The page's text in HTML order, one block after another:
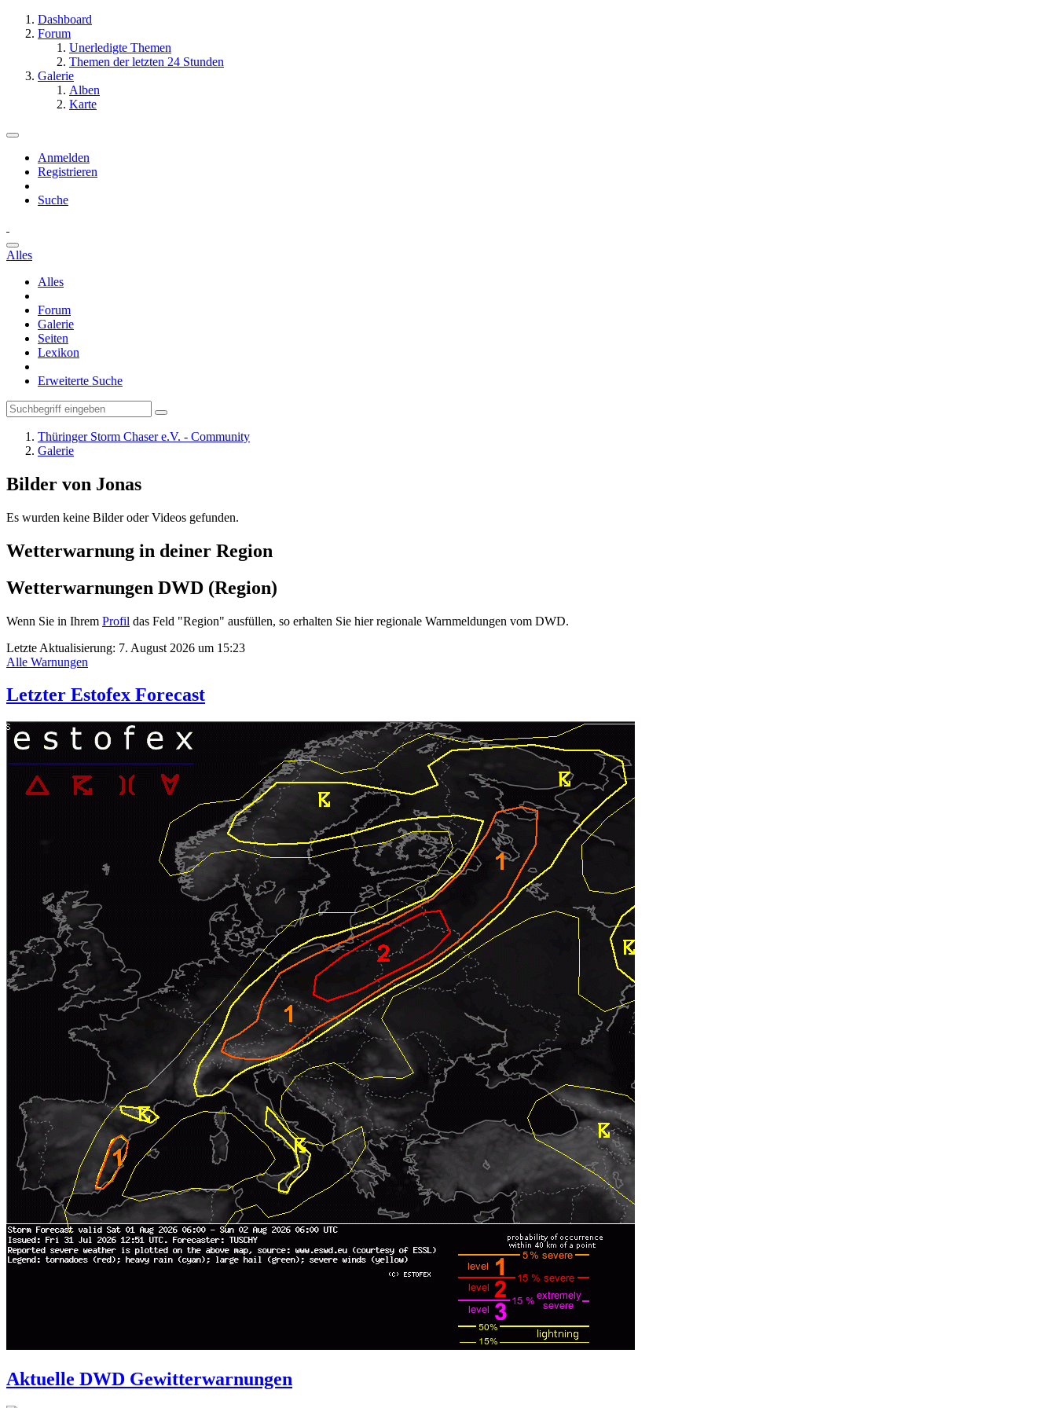
Dashboard
Forum
Unerledigte Themen
Themen der letzten 24 Stunden
Galerie
Alben
Karte
Anmelden
Registrieren
Suche
Alles
Alles
Forum
Galerie
Seiten
Lexikon
Erweiterte Suche
Thüringer Storm Chaser e.V. - Community
Galerie
Bilder von Jonas
Es wurden keine Bilder oder Videos gefunden.
Wetterwarnung in deiner Region
Wetterwarnungen DWD (Region)
Wenn Sie in Ihrem Profil das Feld "Region" ausfüllen, so erhalten Sie hier regionale Warnmeldungen vom DWD.
Letzte Aktualisierung: 7. August 2026 um 15:23
Alle Warnungen
Letzter Estofex Forecast
Aktuelle DWD Gewitterwarnungen